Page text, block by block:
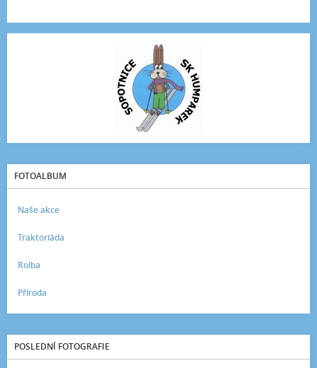
FOTOALBUM
Naše akce
Traktoriáda
Rolba
Příroda
POSLEDNÍ FOTOGRAFIE